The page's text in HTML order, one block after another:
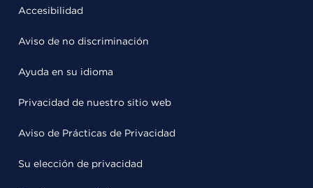
Accesibilidad
Aviso de no discriminación
Ayuda en su idioma
Privacidad de nuestro sitio web
Aviso de Prácticas de Privacidad
Su elección de privacidad